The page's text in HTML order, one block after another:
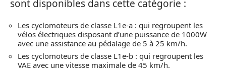
sont disponibles dans cette catégorie :
Les cyclomoteurs de classe L1e-a : qui regroupent les
vélos électriques disposant d’une puissance de 1000W
avec une assistance au pédalage de 5 à 25 km/h.
Les cyclomoteurs de classe L1e-b : qui regroupent les
VAE avec une vitesse maximale de 45 km/h.